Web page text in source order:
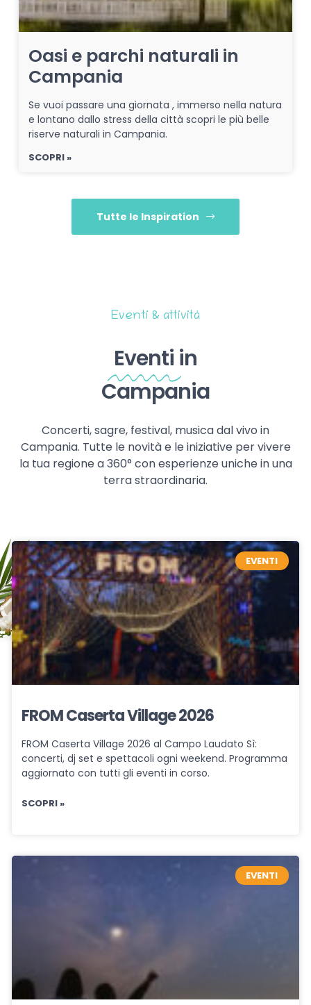
Oasi e parchi naturali in
Campania
Se vuoi passare una giornata , immerso nella natura
e lontano dallo stress della città scopri le più belle
riserve naturali in Campania.
SCOPRI »
Tutte le Inspiration
Eventi & attività
Eventi in
Campania
Concerti, sagre, festival, musica dal vivo in
Campania. Tutte le novità e le iniziative per vivere
la tua regione a 360° con esperienze uniche in una
terra straordinaria.
EVENTI
FROM Caserta Village 2026
FROM Caserta Village 2026 al Campo Laudato Sì:
concerti, dj set e spettacoli ogni weekend. Programma
aggiornato con tutti gli eventi in corso.
SCOPRI »
EVENTI